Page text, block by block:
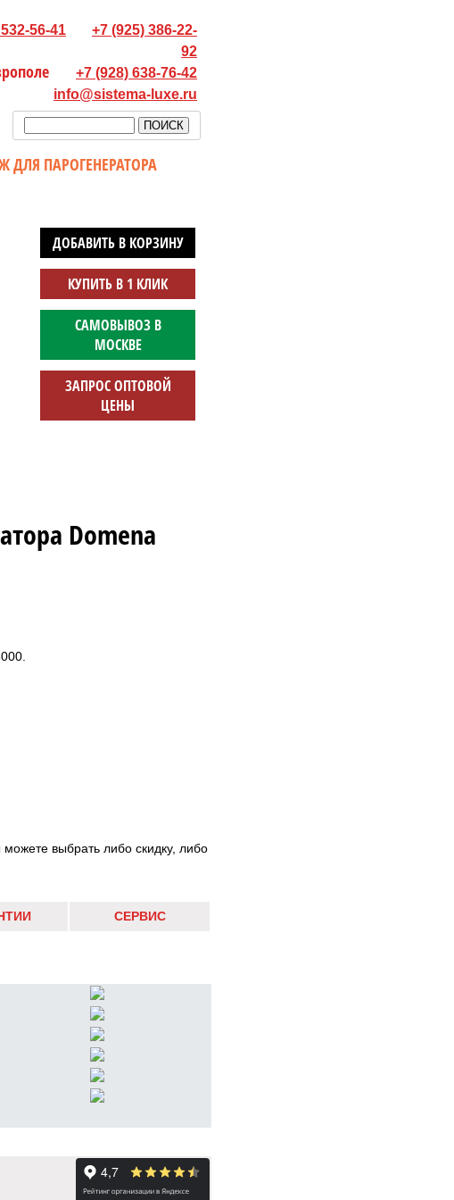
56-41
+7 (925) 386-22-
92
+7 (928) 638-76-42
info@sistema-luxe.ru
ПАРОГЕНЕРАТОРА
ДОБАВИТЬ В КОРЗИНУ
КУПИТЬ В 1 КЛИК
САМОВЫВОЗ В
МОСКВЕ
ЗАПРОС ОПТОВОЙ
ЦЕНЫ
Domena
выбрать либо скидку, либо
СЕРВИС